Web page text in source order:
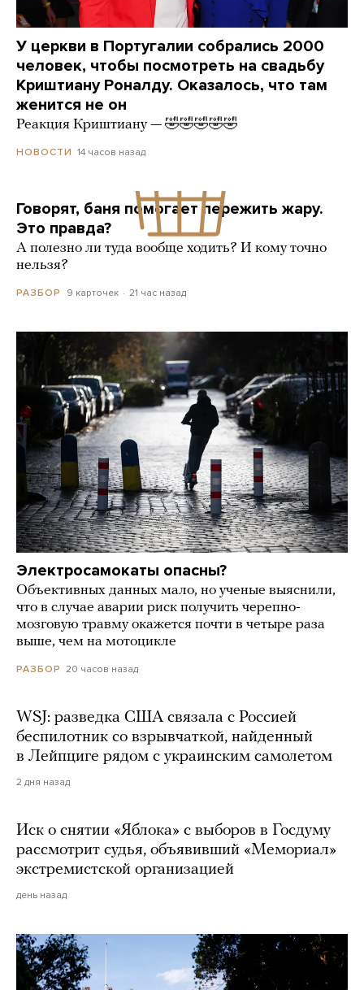
У церкви в Португалии собрались 2000
человек, чтобы посмотреть на свадьбу
Криштиану Роналду. Оказалось, что там
женится не он
Реакция Криштиану — 🤣🤣🤣🤣🤣
НОВОСТИ 14 часов назад
Говорят, баня помогает пережить жару.
Это правда?
А полезно ли туда вообще ходить? И кому точно
нельзя?
РАЗБОР 9 карточек 21 час назад
Электросамокаты опасны?
Объективных данных мало, но ученые выяснили,
что в случае аварии риск получить черепно-
мозговую травму окажется почти в четыре раза
выше, чем на мотоцикле
РАЗБОР 20 часов назад
WSJ: разведка США связала с Россией
беспилотник со взрывчаткой, найденный
в Лейпциге рядом с украинским самолетом
2 дня назад
Иск о снятии «Яблока» с выборов в Госдуму
рассмотрит судья, объявивший «Мемориал»
экстремистской организацией
день назад